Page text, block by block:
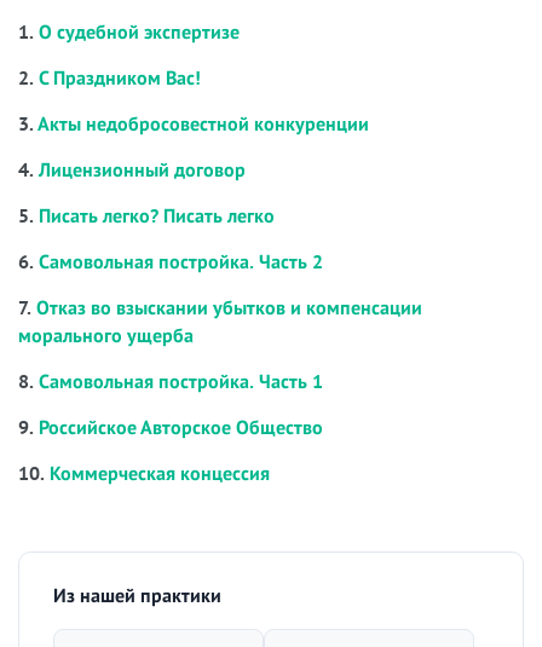
1. О судебной экспертизе
2. С Праздником Вас!
3. Акты недобросовестной конкуренции
4.Лицензионный договор
5. Писать легко? Писать легко
6. Самовольная постройка. Часть 2
7. Отказ во взыскании убытков и компенсации
морального ущерба
8. Самовольная постройка. Часть 1
9. Российское Авторское Общество
10. Коммерческая концессия
Из нашей практики